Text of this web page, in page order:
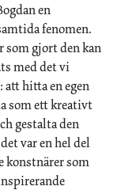
en
fenomen.
som gjort den kan
med det vi
hitta en egen
som ett kreativt
gestalta den
var en hel del
konstnärer som